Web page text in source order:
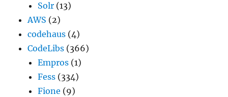
Solr (13)
AWS (2)
codehaus (4)
CodeLibs (366)
Empros (1)
Fess (334)
Fione (9)